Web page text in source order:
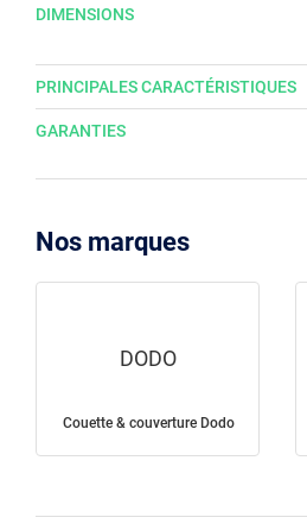
DIMENSIONS
PRINCIPALES CARACTÉRISTIQUES
GARANTIES
Nos marques
DODO
Couette & couverture Dodo